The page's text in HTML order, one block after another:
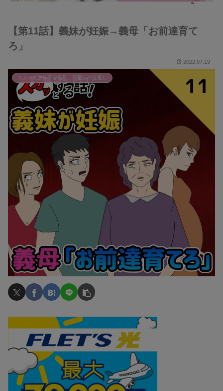
【第11話】義妹が妊娠→義母「お前達育て
ろ」
2022.07.19
スカッとまり子@義母、旦那への仕返し